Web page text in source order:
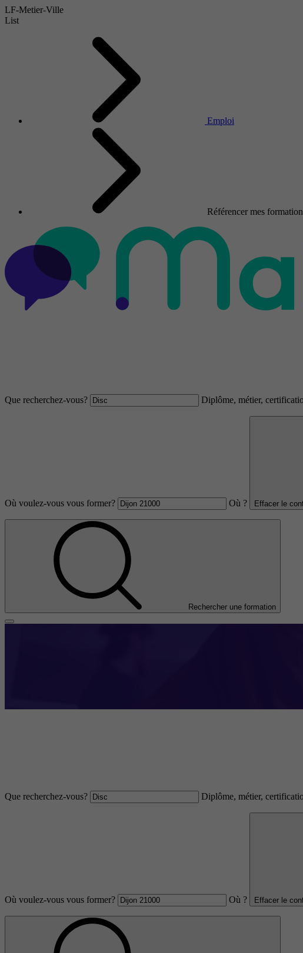
LF-Metier-Ville
List
Emploi
Référencer mes
Que recherchez-vous? Diplôme, métier,
Où voulez-vous vous former? Où ? Effacer le
Rechercher une formation
Que recherchez-vous? Diplôme, métier,
Où voulez-vous vous former? Où ? Effacer le